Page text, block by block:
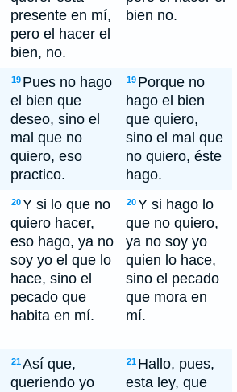
presente en mí,
pero el hacer el
bien, no.
bien no.
19 Pues no hago
el bien que
deseo, sino el
mal que no
quiero, eso
practico.
19 Porque no
hago el bien
que quiero,
sino el mal que
no quiero, éste
hago.
20Y si lo que no
quiero hacer,
eso hago, ya no
soy yo el que lo
hace, sino el
pecado que
habita en mí.
20Y si hago lo
que no quiero,
ya no soy yo
quien lo hace,
sino el pecado
que mora en
mí.
21Así que,
queriendo yo
21 Hallo, pues,
esta ley, que